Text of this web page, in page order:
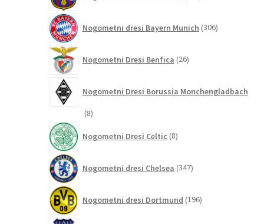
Nogometni dresi Bayern Munich 306izdelkov
Nogometni Dresi Benfica 26izdelkov
Nogometni Dresi Borussia Monchengladbach
88
Nogometni Dresi Celtic 8izdelkov
Nogometni dresi Chelsea 347izdelkov
Nogometni dresi Dortmund 196izdelkov